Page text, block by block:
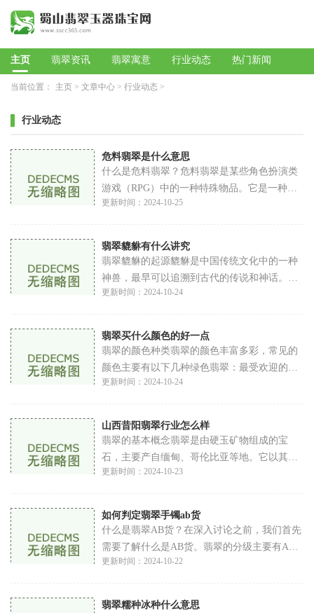
主页 翡翠资讯 翡翠寓意 行业动态 热门新闻
当前位置： 主页 > 文章中心 > 行业动态 >
行业动态
危料翡翠是什么意思
什么是危料翡翠？危料翡翠是某些角色扮演类
游戏（RPG）中的一种特殊物品。它是一种稀
有资源，具有独特的属性和用途。危料翡翠可
关。
更新时间：2024-10-25
翡翠貔貅有什么讲究
翡翠貔貅的起源貔貅是中国传统文化中的一种
神兽，最早可以追溯到古代的传说和神话。根
据传说，貔貅是龙的九子之一，因其喜欢吞食
作
更新时间：2024-10-24
翡翠买什么颜色的好一点
翡翠的颜色种类翡翠的颜色丰富多彩，常见的
颜色主要有以下几种绿色翡翠：最受欢迎的颜
色，绿色翡翠的颜色从浅绿到深绿不等，颜色
绿
更新时间：2024-10-24
山西昔阳翡翠行业怎么样
翡翠的基本概念翡翠是由硬玉矿物组成的宝
石，主要产自缅甸、哥伦比亚等地。它以其绚
丽的色彩和透光性而闻名，通常被用于珠宝首
明度
更新时间：2024-10-23
如何判定翡翠手镯ab货
什么是翡翠AB货？在深入讨论之前，我们首先
需要了解什么是AB货。翡翠的分级主要有A、
B、C三种A货：指未经过任何化学处理的天然
然状态，
更新时间：2024-10-22
翡翠糯种冰种什么意思